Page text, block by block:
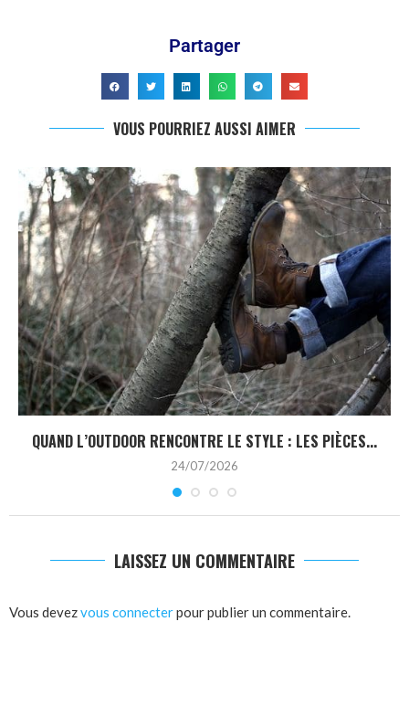
Partager
VOUS POURRIEZ AUSSI AIMER
QUAND L’OUTDOOR RENCONTRE LE STYLE : LES PIÈCES...
24/07/2026
LAISSEZ UN COMMENTAIRE
Vous devezvous connecterpour publier un commentaire.